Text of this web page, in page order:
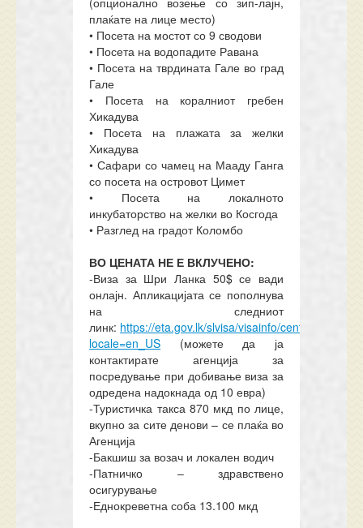
плаќате на лице место)
• Посета на мостот со 9 сводови
• Посета на водопадите Равана
• Посета на тврдината Гале во град
Гале
• Посета на коралниот гребен
Хикадува
• Посета на плажата за желки
Хикадува
• Сафари со чамец на Мааду Ганга
со посета на островот Цимет
• Посета на локалното
инкубаторство на желки во Косгода
• Разглед на градот Коломбо
ВО ЦЕНАТА НЕ Е ВКЛУЧЕНО:
-Виза за Шри Ланка 50$ се вади
онлајн. Апликацијата се пополнува
на следниот
линк: https://eta.gov.lk/slvisa/visainfo/center.jsp?
locale=en_US (можете да ја
контактирате агенција за
посредување при добивање виза за
одредена надокнада од 10 евра)
-Туристичка такса 870 мкд по лице,
вкупно за сите денови – се плаќа во
Агенција
-Бакшиш за возач и локален водич
-Патничко – здравствено
осигурување
-Еднокреветна соба 13.100 мкд